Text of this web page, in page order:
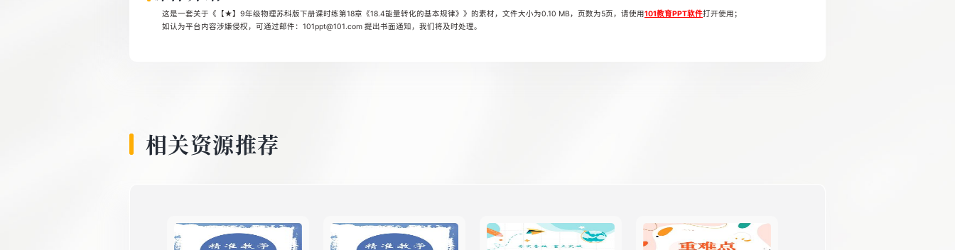
这是一套关于《【★】9年级物理苏科版下册课时练第18章《18.4能量转化的基本规律》》的素材，文件大小为0.10 MB，页数为5页，请使用101教育PPT软件打开使用；
如认为平台内容涉嫌侵权，可通过邮件：101ppt@101.com 提出书面通知，我们将及时处理。
相关资源推荐